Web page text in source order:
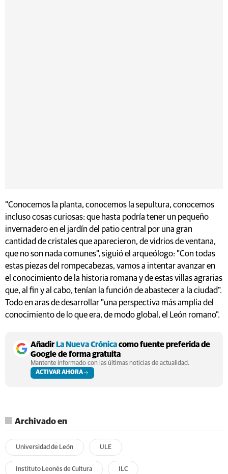
"Conocemos la planta, conocemos la sepultura, conocemos
incluso cosas curiosas: que hasta podría tener un pequeño
invernadero en el jardín del patio central por una gran
cantidad de cristales que aparecieron, de vidrios de ventana,
que no son nada comunes", siguió el arqueólogo: "Con todas
estas piezas del rompecabezas, vamos a intentar avanzar en
el conocimiento de la historia romana y de estas villas agrarias
que, al fin y al cabo, tenían la función de abastecer a la ciudad".
Todo en aras de desarrollar "una perspectiva más amplia del
conocimiento de lo que era, de modo global, el León romano".
AñadirLa Nueva Crónicacomo fuente preferida de
Google de forma gratuita
Mantente informado con las últimas noticias de actualidad.
ACTIVAR AHORA
Archivado en
Universidad de León ULE
Instituto Leonés de Cultura ILC